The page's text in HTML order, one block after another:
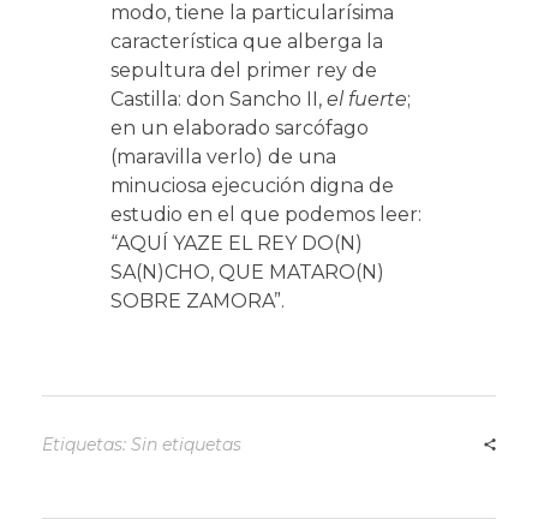
modo, tiene la particularísima
característica que alberga la
sepultura del primer rey de
Castilla: don Sancho II, el fuerte;
en un elaborado sarcófago
(maravilla verlo) de una
minuciosa ejecución digna de
estudio en el que podemos leer:
“AQUÍ YAZE EL REY DO(N)
SA(N)CHO, QUE MATARO(N)
SOBRE ZAMORA”.
Etiquetas: Sin etiquetas